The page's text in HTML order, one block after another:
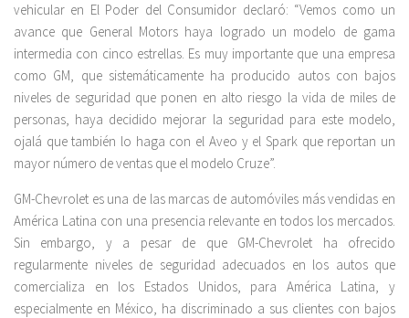
vehicular en El Poder del Consumidor declaró: “Vemos como un
avance que General Motors haya logrado un modelo de gama
intermedia con cinco estrellas. Es muy importante que una empresa
como GM, que sistemáticamente ha producido autos con bajos
niveles de seguridad que ponen en alto riesgo la vida de miles de
personas, haya decidido mejorar la seguridad para este modelo,
ojalá que también lo haga con el Aveo y el Spark que reportan un
mayor número de ventas que el modelo Cruze”.
GM-Chevrolet es una de las marcas de automóviles más vendidas en
América Latina con una presencia relevante en todos los mercados.
Sin embargo, y a pesar de que GM-Chevrolet ha ofrecido
regularmente niveles de seguridad adecuados en los autos que
comercializa en los Estados Unidos, para América Latina, y
especialmente en México, ha discriminado a sus clientes con bajos